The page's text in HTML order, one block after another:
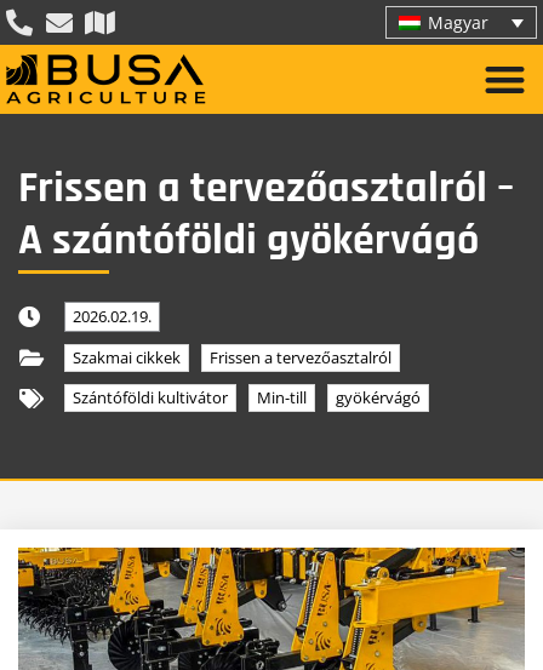
Magyar
Frissen a tervezőasztalról –
A szántóföldi gyökérvágó
2026.02.19.
Szakmai cikkek
Frissen a tervezőasztalról
Szántóföldi kultivátor
Min-till gyökérvágó